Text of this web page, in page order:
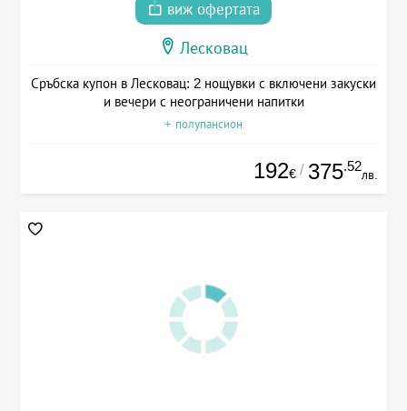
виж офертата
Лесковац
Сръбска купон в Лесковац: 2 нощувки с включени закуски
и вечери с неограничени напитки
+ полупансион
192€ / 375.52
лв.